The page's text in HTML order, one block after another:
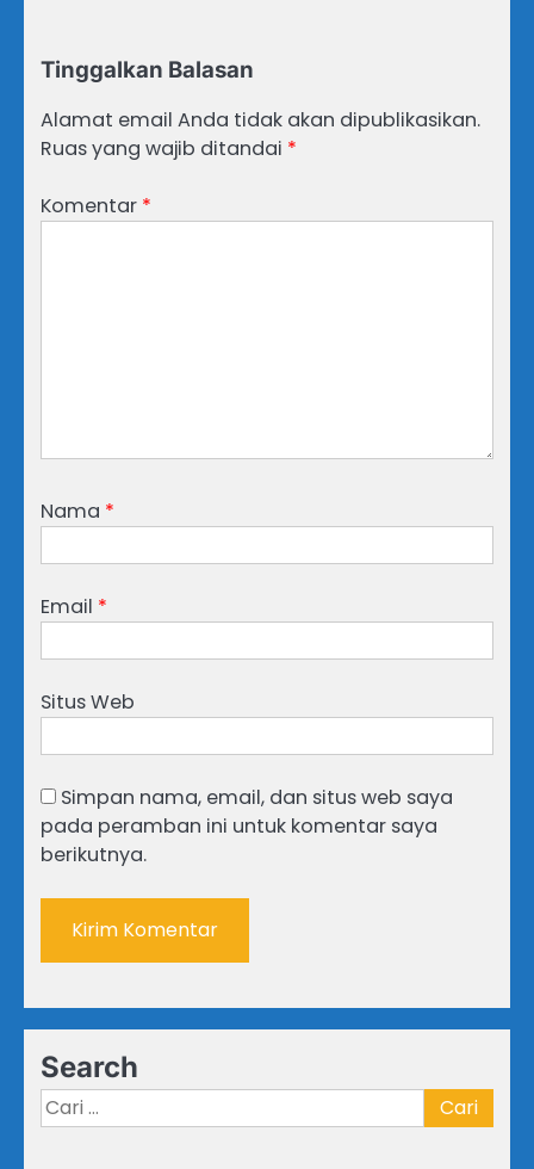
Tinggalkan Balasan
Alamat email Anda tidak akan dipublikasikan.
Ruas yang wajib ditandai *
Komentar *
Nama *
Email *
Situs Web
Simpan nama, email, dan situs web saya
pada peramban ini untuk komentar saya
berikutnya.
Search
Cari
untuk: